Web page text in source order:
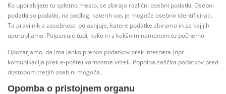
Ko uporabljate to spletno mesto, se zbirajo različni osebni podatki. Osebni
podatki so podatki, na podlagi katerih vas je mogoče osebno identificirati.
Ta pravilnik o zasebnosti pojasnjuje, katere podatke zbiramo in za kaj jih
uporabljamo. Pojasnjuje tudi, kako in s kakšnim namenom to počnemo.
Opozarjamo, da ima lahko prenos podatkov prek interneta (npr.
komunikacija prek e-pošte) varnostne vrzeli. Popolna zaščita podatkov pred
dostopom tretjih oseb ni mogoča.
Opomba o pristojnem organu